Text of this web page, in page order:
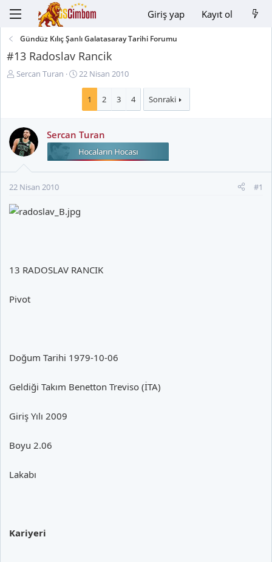
Giriş yap Kayıt ol
Gündüz Kılıç Şanlı Galatasaray Tarihi Forumu
#13 Radoslav Rancik
K
B
a
l
t
Sercan Turan
B
n
g
ı
ç
i
22 Nisan 2010
1 2 3 4 Sonraki
Sercan Turan
22 Nisan 2010 #1
13 RADOSLAV RANCIK
Pivot
Doğum Tarihi 1979-10-06
Geldiği Takım Benetton Treviso (İTA)
Giriş Yılı 2009
Boyu 2.06
Lakabı
Kariyeri